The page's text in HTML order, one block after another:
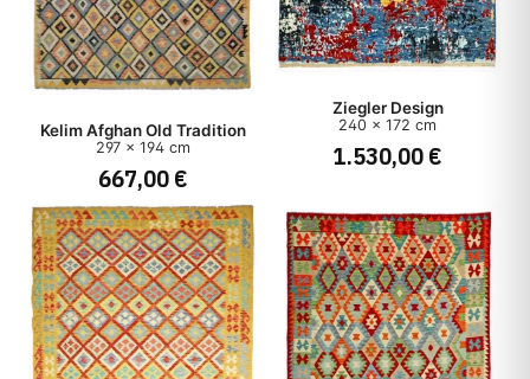
Kelim Afghan Old Tradition
297 x 194 cm
667,00 €
Ziegler Design
240 x 172 cm
1.530,00 €